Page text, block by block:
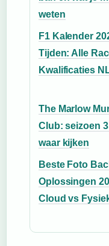
weten
F1 Kalender
Tijden: Alle
Kwalificaties
The Marlow
Club: seizoen 3
waar kijken
Beste Foto
Oplossingen
Cloud vs